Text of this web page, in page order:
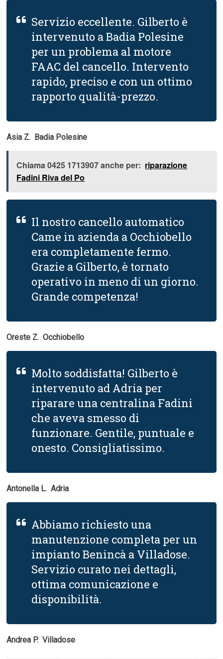
Servizio eccellente. Gilberto è
intervenuto a Badia Polesine
per un problema al motore
FAAC del cancello. Intervento
rapido, preciso e con un ottimo
rapporto qualità-prezzo.
Asia Z.  Badia Polesine
Chiama 0425 1713907 anche per: riparazione
Fadini Riva del Po
Il nostro cancello automatico
Came in azienda a Occhiobello
era completamente fermo.
Grazie a Gilberto, è tornato
operativo in meno di un giorno.
Grande competenza!
Oreste Z.  Occhiobello
Molto soddisfatta! Gilberto è
intervenuto ad Adria per
riparare una centralina Fadini
che aveva smesso di
funzionare. Gentile, puntuale e
onesto. Consigliatissimo.
Antonella L.  Adria
Abbiamo richiesto una
manutenzione completa per un
impianto Benincà a Villadose.
Servizio curato nei dettagli,
ottima comunicazione e
disponibilità.
Andrea P.  Villadose